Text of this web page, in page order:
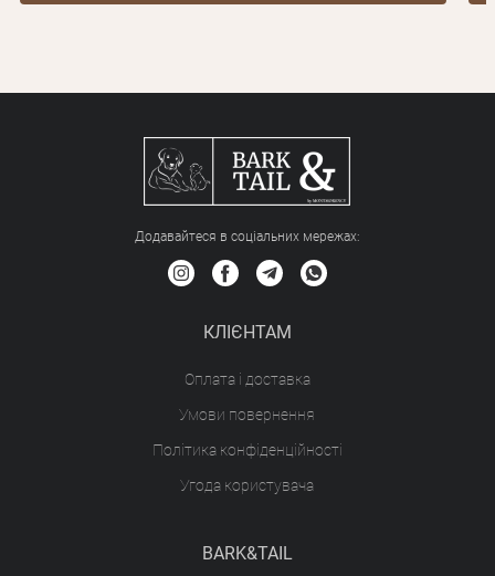
Додавайтеся в соціальних мережах:
КЛІЄНТАМ
Оплата і доставка
Умови повернення
Політика конфіденційності
Угода користувача
BARK&TAIL